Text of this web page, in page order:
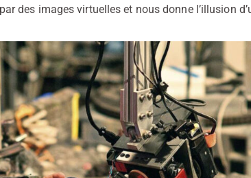
des images virtuelles et nous donne l’illusion